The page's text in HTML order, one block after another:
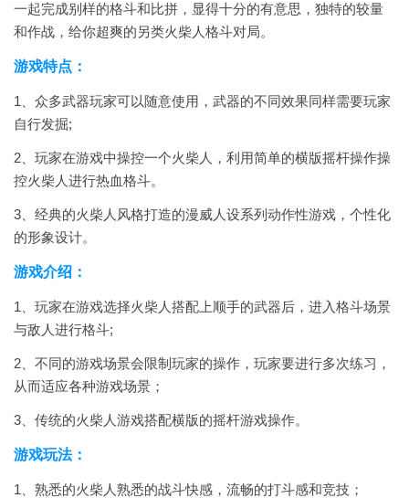
一起完成别样的格斗和比拼，显得十分的有意思，独特的较量
和作战，给你超爽的另类火柴人格斗对局。
游戏特点：
1、众多武器玩家可以随意使用，武器的不同效果同样需要玩家
自行发掘;
2、玩家在游戏中操控一个火柴人，利用简单的横版摇杆操作操
控火柴人进行热血格斗。
3、经典的火柴人风格打造的漫威人设系列动作性游戏，个性化
的形象设计。
游戏介绍：
1、玩家在游戏选择火柴人搭配上顺手的武器后，进入格斗场景
与敌人进行格斗;
2、不同的游戏场景会限制玩家的操作，玩家要进行多次练习，
从而适应各种游戏场景；
3、传统的火柴人游戏搭配横版的摇杆游戏操作。
游戏玩法：
1、熟悉的火柴人熟悉的战斗快感，流畅的打斗感和竞技；